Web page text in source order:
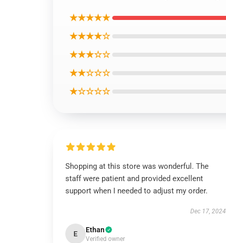
★★★★★
★★★★☆
★★★☆☆
★★☆☆☆
★☆☆☆☆
Shopping at this store was wonderful. The
staff were patient and provided excellent
support when I needed to adjust my order.
Dec 17, 2024
E Ethan
Verified owner